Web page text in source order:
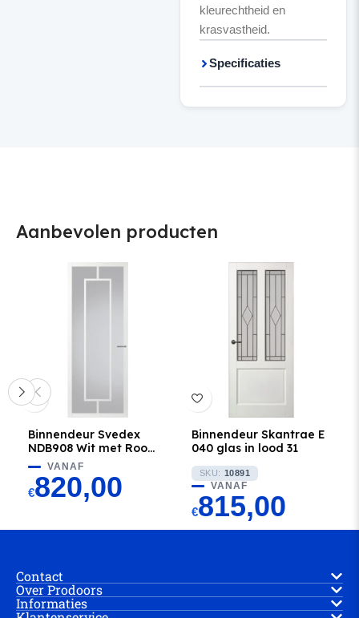
kleurechtheid en
krasvastheid.
Specificaties
Aanbevolen producten
Binnendeur Svedex
NDB908 Wit met Rook
glasVANAF
€820,00
Binnendeur Skantrae E
040 glas in lood 31
SKU: 10891
VANAF
€815,00
Contact
Over Prodoors
Informaties